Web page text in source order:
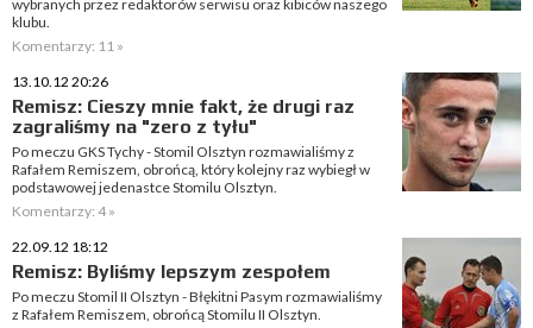
wybranych przez redaktorów serwisu oraz kibiców naszego
klubu.
Komentarzy: 11 »
13.10.12 20:26
Remisz: Cieszy mnie fakt, że drugi raz
zagraliśmy na "zero z tyłu"
Po meczu GKS Tychy - Stomil Olsztyn rozmawialiśmy z
Rafałem Remiszem, obrońcą, który kolejny raz wybiegł w
podstawowej jedenastce Stomilu Olsztyn.
Komentarzy: 4 »
22.09.12 18:12
Remisz: Byliśmy lepszym zespołem
Po meczu Stomil II Olsztyn - Błękitni Pasym rozmawialiśmy
z Rafałem Remiszem, obrońcą Stomilu II Olsztyn.